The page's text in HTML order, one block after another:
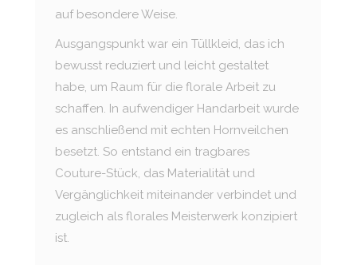
auf besondere Weise.
Ausgangspunkt war ein Tüllkleid, das ich
bewusst reduziert und leicht gestaltet
habe, um Raum für die florale Arbeit zu
schaffen. In aufwendiger Handarbeit wurde
es anschließend mit echten Hornveilchen
besetzt. So entstand ein tragbares
Couture-Stück, das Materialität und
Vergänglichkeit miteinander verbindet und
zugleich als florales Meisterwerk konzipiert
ist.